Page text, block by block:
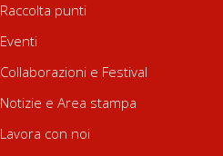
Raccolta punti
Eventi
Collaborazioni e Festival
Notizie e Area stampa
Lavora con noi